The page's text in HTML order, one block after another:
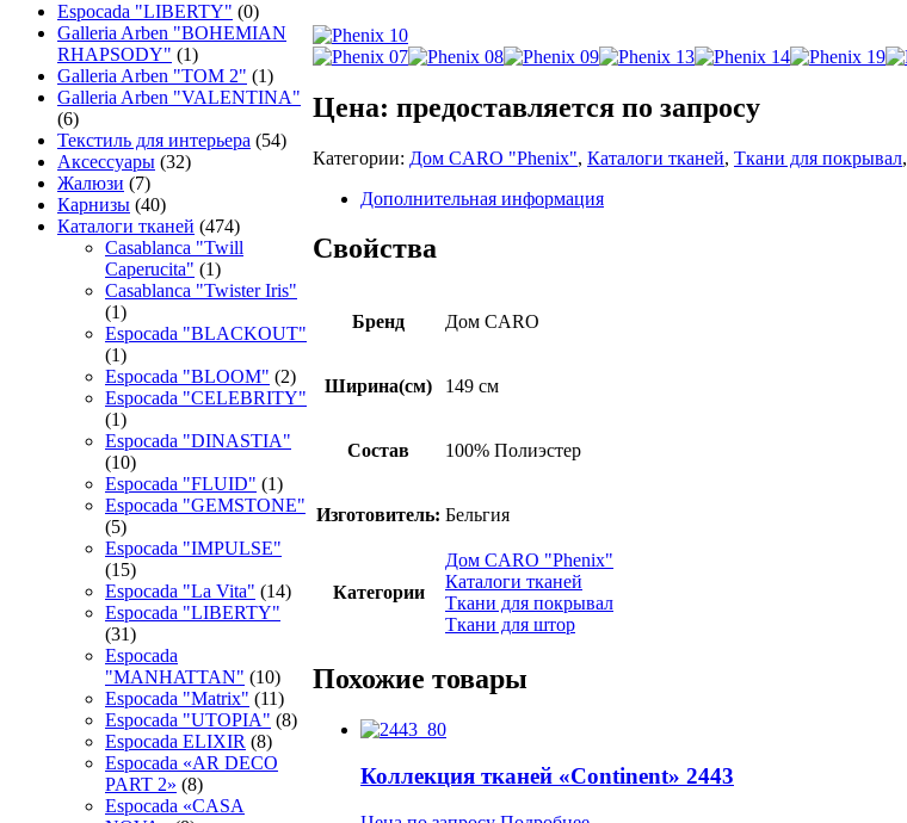
Espocada "LIBERTY" (0)
Galleria Arben "BOHEMIAN
RHAPSODY" (1)
Galleria Arben "TOM 2" (1)
Galleria Arben "VALENTINA"
(6)
Текстиль для интерьера (54)
Аксессуары (32)
Жалюзи (7)
Карнизы (40)
Каталоги тканей (474)
Casablanca "Twill
Caperucita" (1)
Casablanca "Twister Iris"
(1)
Espocada "BLACKOUT"
(1)
Espocada "BLOOM" (2)
Espocada "CELEBRITY"
(1)
Espocada "DINASTIA"
(10)
Espocada "FLUID" (1)
Espocada "GEMSTONE"
(5)
Espocada "IMPULSE"
(15)
Espocada "La Vita" (14)
Espocada "LIBERTY"
(31)
Espocada
"MANHATTAN" (10)
Espocada "Matrix" (11)
Espocada "UTOPIA" (8)
Espocada ELIXIR (8)
Espocada «AR DECO
PART 2» (8)
Espocada «CASA
Цена: предоставляется по запросу
Категории: Дом CARO "Phenix", Каталоги тканей, Ткани для покрывал,
Дополнительная информация
Свойства
Бренд Дом CARO
Ширина(см) 149 см
Состав 100% Полиэстер
Изготовитель: Бельгия
Категории
Дом CARO "Phenix"
Каталоги тканей
Ткани для покрывал
Ткани для штор
Похожие товары
Коллекция тканей «Continent» 2443